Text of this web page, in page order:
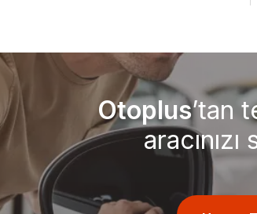
Otoplus’tan
aracınızı